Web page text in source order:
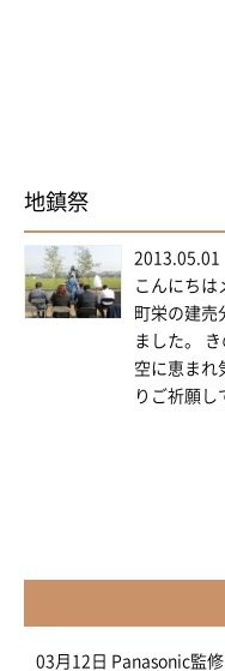
地鎮祭
2013.05.01
こんにちは
町栄の建売
ました。
空に恵まれ
りご祈願
03月12日 Panasonic監